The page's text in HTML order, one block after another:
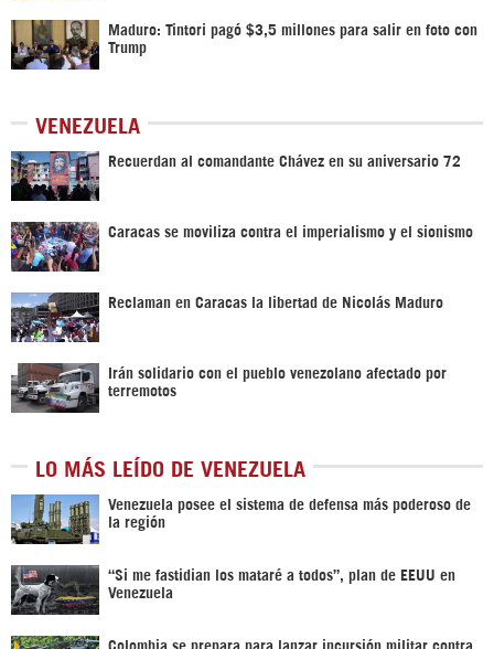
Maduro: Tintori pagó $3,5 millones para salir en foto con
Trump
VENEZUELA
Recuerdan al comandante Chávez en su aniversario 72
Caracas se moviliza contra el imperialismo y el sionismo
Reclaman en Caracas la libertad de Nicolás Maduro
Irán solidario con el pueblo venezolano afectado por
terremotos
LO MÁS LEÍDO DE VENEZUELA
Venezuela posee el sistema de defensa más poderoso de
la región
“Si me fastidian los mataré a todos”, plan de EEUU en
Venezuela
Colombia se prepara para lanzar incursión militar contra